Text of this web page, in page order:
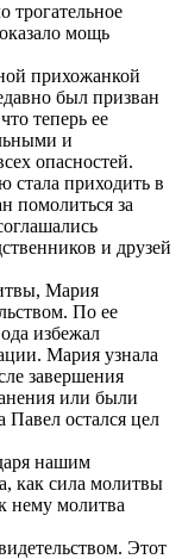
мощь
прихожанкой
был призван
теперь ее
и
опасностей.
приходить в
помолиться за
и друзей
Мария
По ее
избежал
Мария узнала
завершения
или были
Павел остался цел
нашим
как сила молитвы
нему молитва
Этот